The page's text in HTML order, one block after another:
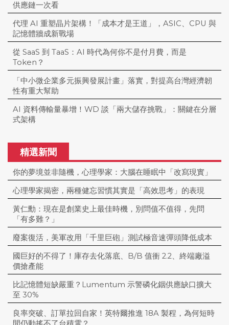
供應鏈一次看
代理 AI 重塑晶片架構！「成本才是王道」，ASIC、CPU 與
記憶體牆成新戰場
從 SaaS 到 TaaS：AI 時代為何你不是付月費，而是
Token？
「中小微企業多元振興發展計畫」落實，對提高台灣經濟韌
性有重大幫助
AI 資料傳輸量暴增！WD 談「兩大儲存挑戰」：關鍵在分層
式架構
精選新聞
你的夢境並非隨機，心理學家：大腦在睡眠中「改寫現實」
心理學家揭密，兩種健忘習慣其實是「高效思考」的表現
黃仁勳：現在是創業史上最佳時機，別問值不值得，先問
「有多難？」
廢案復活，美軍改用「千里巨砲」測試極音速彈頭降低成本
國巨好的不得了！庫存去化落底、B/B 值衝 2.2、終端廠溢
價搶產能
比記憶體短缺嚴重？Lumentum 示警磷化銦供應缺口擴大
至 30%
良率突破、訂單拉回自家！英特爾推進 18A 製程，為何短時